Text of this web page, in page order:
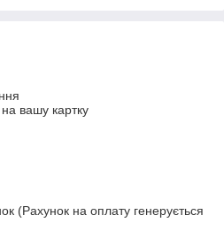
вашу картку
(Рахунок на оплату генерується